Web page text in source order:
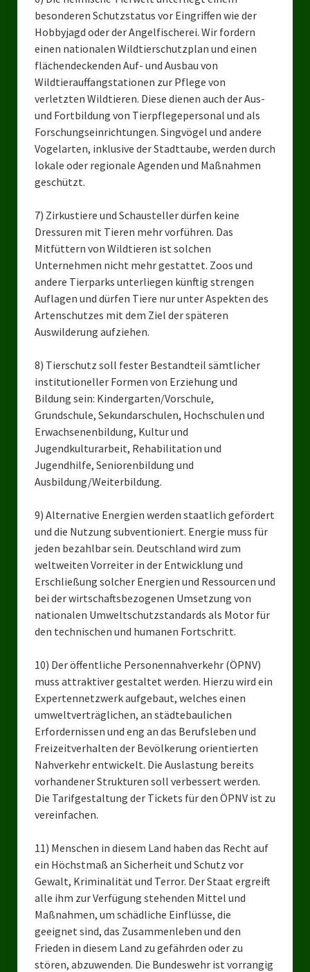
besonderen Schutzstatus vor Eingriffen wie der
Hobbyjagd oder der Angelfischerei. Wir fordern
einen nationalen Wildtierschutzplan und einen
flächendeckenden Auf- und Ausbau von
Wildtierauffangstationen zur Pflege von
verletzten Wildtieren. Diese dienen auch der Aus-
und Fortbildung von Tierpflegepersonal und als
Forschungseinrichtungen. Singvögel und andere
Vogelarten, inklusive der Stadttaube, werden durch
lokale oder regionale Agenden und Maßnahmen
geschützt.
7) Zirkustiere und Schausteller dürfen keine
Dressuren mit Tieren mehr vorführen. Das
Mitfüttern von Wildtieren ist solchen
Unternehmen nicht mehr gestattet. Zoos und
andere Tierparks unterliegen künftig strengen
Auflagen und dürfen Tiere nur unter Aspekten des
Artenschutzes mit dem Ziel der späteren
Auswilderung aufziehen.
8) Tierschutz soll fester Bestandteil sämtlicher
institutioneller Formen von Erziehung und
Bildung sein: Kindergarten/Vorschule,
Grundschule, Sekundarschulen, Hochschulen und
Erwachsenenbildung, Kultur und
Jugendkulturarbeit, Rehabilitation und
Jugendhilfe, Seniorenbildung und
Ausbildung/Weiterbildung.
9) Alternative Energien werden staatlich gefördert
und die Nutzung subventioniert. Energie muss für
jeden bezahlbar sein. Deutschland wird zum
weltweiten Vorreiter in der Entwicklung und
Erschließung solcher Energien und Ressourcen und
bei der wirtschaftsbezogenen Umsetzung von
nationalen Umweltschutzstandards als Motor für
den technischen und humanen Fortschritt.
10) Der öffentliche Personennahverkehr (ÖPNV)
muss attraktiver gestaltet werden. Hierzu wird ein
Expertennetzwerk aufgebaut, welches einen
umweltverträglichen, an städtebaulichen
Erfordernissen und eng an das Berufsleben und
Freizeitverhalten der Bevölkerung orientierten
Nahverkehr entwickelt. Die Auslastung bereits
vorhandener Strukturen soll verbessert werden.
Die Tarifgestaltung der Tickets für den ÖPNV ist zu
vereinfachen.
11) Menschen in diesem Land haben das Recht auf
ein Höchstmaß an Sicherheit und Schutz vor
Gewalt, Kriminalität und Terror. Der Staat ergreift
alle ihm zur Verfügung stehenden Mittel und
Maßnahmen, um schädliche Einflüsse, die
geeignet sind, das Zusammenleben und den
Frieden in diesem Land zu gefährden oder zu
stören, abzuwenden. Die Bundeswehr ist vorrangig